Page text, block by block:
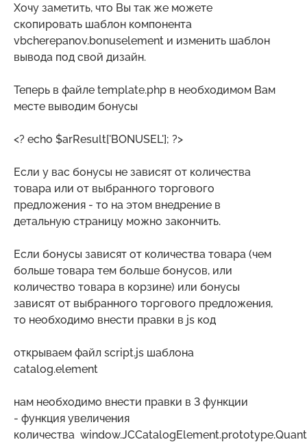
Хочу заметить, что Вы так же можете
скопировать шаблон компонента
vbcherepanov.bonuselement и изменить шаблон
вывода под свой дизайн.
Теперь в файле template.php в необходимом Вам
месте выводим бонусы
<? echo $arResult['BONUSEL']; ?>
Если у вас бонусы не зависят от количества
товара или от выбранного торгового
предложения - то на этом внедрение в
детальную страницу можно закончить.
Если бонусы зависят от количества товара (чем
больше товара тем больше бонусов, или
количество товара в корзине) или бонусы
зависят от выбранного торгового предложения,
то необходимо внести правки в js код
открываем файл script.js шаблона
catalog.element
нам необходимо внести правки в 3 функции
- функция увеличения
количества